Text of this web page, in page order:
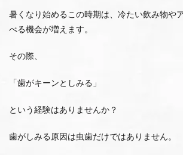
暑くなり始めるこの時期は、冷たい飲み物や
べる機会が増えます。
その際、
「歯がキーンとしみる」
という経験はありませんか？
歯がしみる原因は虫歯だけではありません。